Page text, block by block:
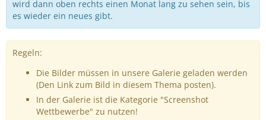
wird dann oben rechts einen Monat lang zu sehen sein, bis
es wieder ein neues gibt.
Regeln:
Die Bilder müssen in unsere Galerie geladen werden
(Den Link zum Bild in diesem Thema posten).
In der Galerie ist die Kategorie "Screenshot
Wettbewerbe" zu nutzen!